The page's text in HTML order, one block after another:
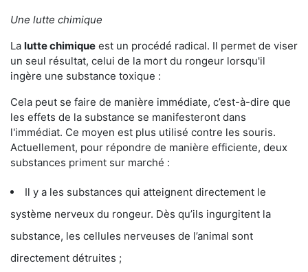
Une lutte chimique
La lutte chimique est un procédé radical. Il permet de viser
un seul résultat, celui de la mort du rongeur lorsqu'il
ingère une substance toxique :
Cela peut se faire de manière immédiate, c’est-à-dire que
les effets de la substance se manifesteront dans
l'immédiat. Ce moyen est plus utilisé contre les souris.
Actuellement, pour répondre de manière efficiente, deux
substances priment sur marché :
Il y a les substances qui atteignent directement le
système nerveux du rongeur. Dès qu’ils ingurgitent la
substance, les cellules nerveuses de l’animal sont
directement détruites ;